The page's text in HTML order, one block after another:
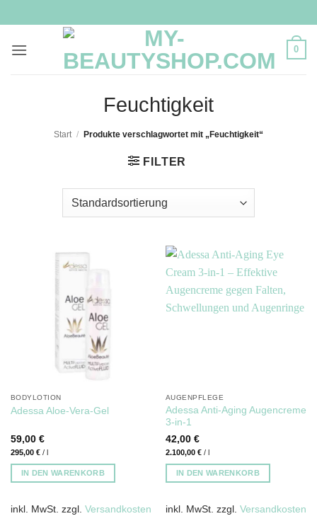
Inhalt
springen
0
Feuchtigkeit
Start / Produkte verschlagwortet mit „Feuchtigkeit“
FILTER
BODYLOTION
Adessa Aloe-Vera-Gel
59,00 €
295,00 €/ l
IN DEN WARENKORB
inkl. MwSt. zzgl. Versandkosten
AUGENPFLEGE
Adessa Anti-Aging Augencreme
3-in-1
42,00 €
2.100,00 €/ l
IN DEN WARENKORB
inkl. MwSt. zzgl. Versandkosten